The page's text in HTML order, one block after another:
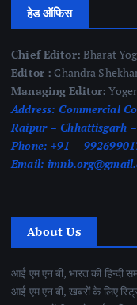
हेड ऑफिस
Chief Editor: Bharat
Editor : Chandra
Managing Editor:
Address: Commercial
Raipur – Chhattisgarh
Phone: +91 –
Email:
About Us
आई एम एन बी, भारत की हिन्दी
आई एम एन बी, खबरों के लिए